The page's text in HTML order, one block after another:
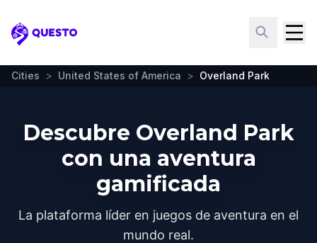
Questo
Cities > United States of America > Overland Park
Descubre Overland Park
con una aventura
gamificada
La plataforma líder en juegos de aventura en el
mundo real.